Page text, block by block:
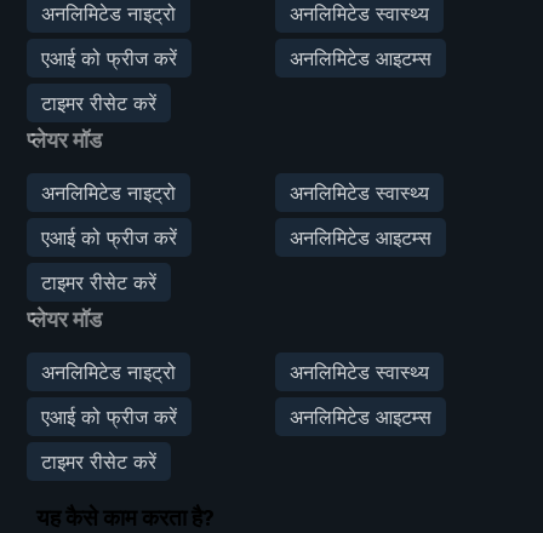
अनलिमिटेड नाइट्रो
अनलिमिटेड स्वास्थ्य
एआई को फ्रीज करें
अनलिमिटेड आइटम्स
टाइमर रीसेट करें
प्लेयर मॉड
अनलिमिटेड नाइट्रो
अनलिमिटेड स्वास्थ्य
एआई को फ्रीज करें
अनलिमिटेड आइटम्स
टाइमर रीसेट करें
प्लेयर मॉड
अनलिमिटेड नाइट्रो
अनलिमिटेड स्वास्थ्य
एआई को फ्रीज करें
अनलिमिटेड आइटम्स
टाइमर रीसेट करें
यह कैसे काम करता है?